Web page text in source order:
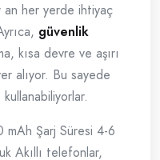
an her yerde ihtiyaç
güvenlik
kısa devre ve aşırı
alıyor. Bu sayede
kullanabiliyorlar.
Şarj Süresi 4-6
Akıllı telefonlar,